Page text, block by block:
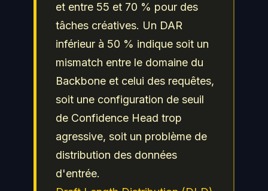
et entre 55 et 70 % pour des
tâches créatives. Un DAR
inférieur à 50 % indique soit un
mismatch entre le domaine du
Backbone et celui des requêtes,
soit une configuration de seuil
de Confidence Head trop
agressive, soit un problème de
distribution des données
d'entrée.